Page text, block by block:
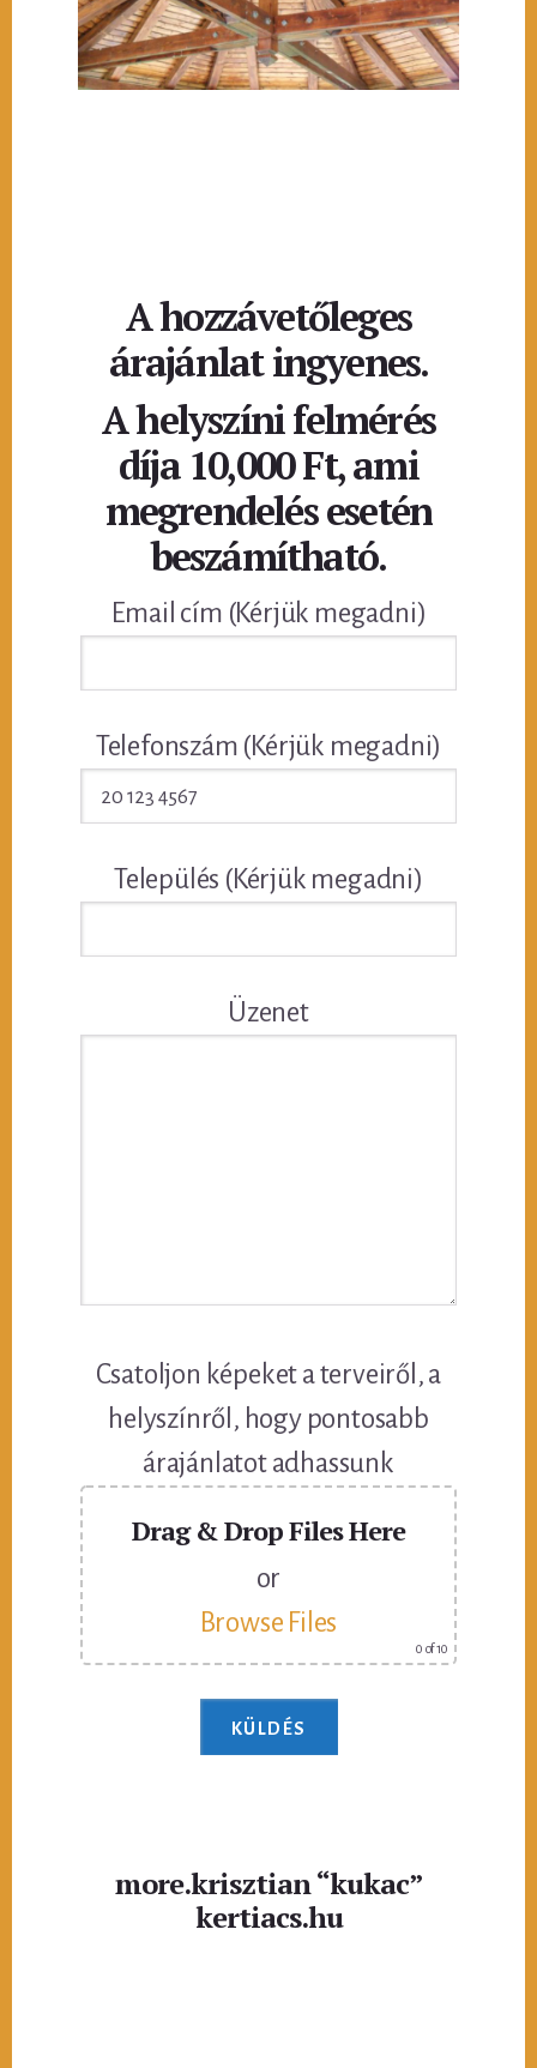
A hozzávetőleges
árajánlat ingyenes.
A helyszíni felmérés
díja 10,000 Ft, ami
megrendelés esetén
beszámítható.
Email cím (Kérjük megadni)
Telefonszám (Kérjük megadni)
Település (Kérjük megadni)
Üzenet
Csatoljon képeket a terveiről, a
helyszínről, hogy pontosabb
árajánlatot adhassunk
Drag & Drop Files Here
or
Browse Files
0 of 10
more.krisztian “kukac”
kertiacs.hu